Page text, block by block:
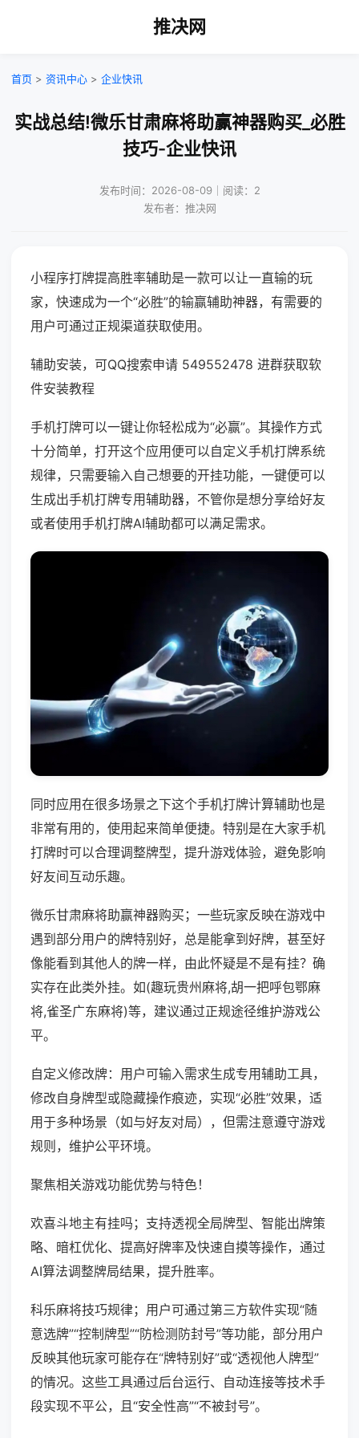
推决网
首页 > 资讯中心 > 企业快讯
实战总结!微乐甘肃麻将助赢神器购买_必胜
技巧-企业快讯
发布时间：2026-08-09｜阅读：2
发布者：推决网
小程序打牌提高胜率辅助是一款可以让一直输的玩
家，快速成为一个“必胜”的输赢辅助神器，有需要的
用户可通过正规渠道获取使用。
辅助安装，可QQ搜索申请 549552478 进群获取软
件安装教程
手机打牌可以一键让你轻松成为“必赢”。其操作方式
十分简单，打开这个应用便可以自定义手机打牌系统
规律，只需要输入自己想要的开挂功能，一键便可以
生成出手机打牌专用辅助器，不管你是想分享给好友
或者使用手机打牌AI辅助都可以满足需求。
同时应用在很多场景之下这个手机打牌计算辅助也是
非常有用的，使用起来简单便捷。特别是在大家手机
打牌时可以合理调整牌型，提升游戏体验，避免影响
好友间互动乐趣。
微乐甘肃麻将助赢神器购买；一些玩家反映在游戏中
遇到部分用户的牌特别好，总是能拿到好牌，甚至好
像能看到其他人的牌一样，由此怀疑是不是有挂？确
实存在此类外挂。如(趣玩贵州麻将,胡一把呼包鄂麻
将,雀圣广东麻将)等，建议通过正规途径维护游戏公
平。
自定义修改牌：用户可输入需求生成专用辅助工具，
修改自身牌型或隐藏操作痕迹，实现“必胜”效果，适
用于多种场景（如与好友对局），但需注意遵守游戏
规则，维护公平环境。
聚焦相关游戏功能优势与特色！
欢喜斗地主有挂吗；支持透视全局牌型、智能出牌策
略、暗杠优化、提高好牌率及快速自摸等操作，通过
AI算法调整牌局结果，提升胜率。
科乐麻将技巧规律；用户可通过第三方软件实现“随
意选牌”“控制牌型”“防检测防封号”等功能，部分用户
反映其他玩家可能存在“牌特别好”或“透视他人牌型”
的情况。这些工具通过后台运行、自动连接等技术手
段实现不平公，且“安全性高”“不被封号”。